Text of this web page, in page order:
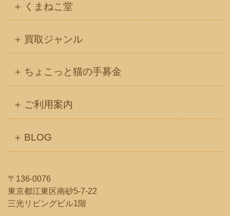
くまねこ堂
買取ジャンル
ちょこっと猫の手募金
ご利用案内
BLOG
〒136-0076
東京都江東区南砂5-7-22
三光リビングビル1階